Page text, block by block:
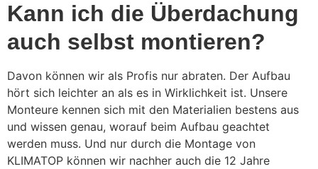
Kann ich die Überdachung
auch selbst montieren?
Davon können wir als Profis nur abraten. Der Aufbau
hört sich leichter an als es in Wirklichkeit ist. Unsere
Monteure kennen sich mit den Materialien bestens aus
und wissen genau, worauf beim Aufbau geachtet
werden muss. Und nur durch die Montage von
KLIMATOP können wir nachher auch die 12 Jahre